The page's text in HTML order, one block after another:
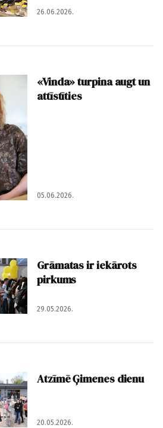
26.06.2026.
«Vinda» turpina augt un
attīstīties
05.06.2026.
Grāmatas ir iekārots
pirkums
29.05.2026.
Atzīmē Ģimenes dienu
20.05.2026.